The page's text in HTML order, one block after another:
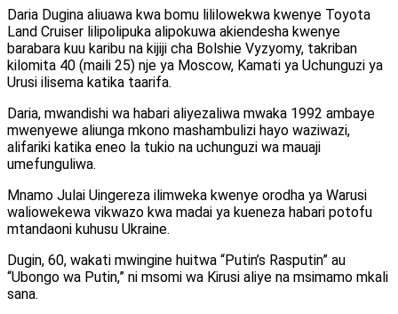
Daria Dugina aliuawa kwa bomu lililowekwa kwenye Toyota
Land Cruiser lilipolipuka alipokuwa akiendesha kwenye
barabara kuu karibu na kijiji cha Bolshie Vyzyomy, takriban
kilomita 40 (maili 25) nje ya Moscow, Kamati ya Uchunguzi ya
Urusi ilisema katika taarifa.
Daria, mwandishi wa habari aliyezaliwa mwaka 1992 ambaye
mwenyewe aliunga mkono mashambulizi hayo waziwazi,
alifariki katika eneo la tukio na uchunguzi wa mauaji
umefunguliwa.
Mnamo Julai Uingereza ilimweka kwenye orodha ya Warusi
waliowekewa vikwazo kwa madai ya kueneza habari potofu
mtandaoni kuhusu Ukraine.
Dugin, 60, wakati mwingine huitwa “Putin’s Rasputin” au
“Ubongo wa Putin,” ni msomi wa Kirusi aliye na msimamo mkali
sana.